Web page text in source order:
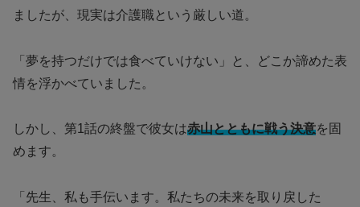
ましたが、現実は介護職という厳しい道。
「夢を持つだけでは食べていけない」と、どこか諦めた表
情を浮かべていました。
しかし、第1話の終盤で彼女は赤山とともに戦う決意を固
めます。
「先生、私も手伝います。私たちの未来を取り戻した